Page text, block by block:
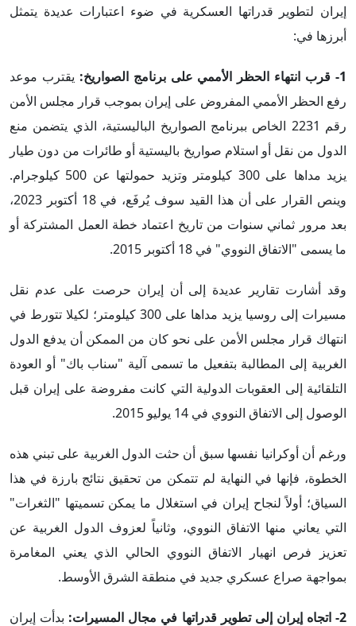
إيران لتطوير قدراتها العسكرية في ضوء اعتبارات عديدة يتمثل
أبرزها في:
1- قرب انتهاء الحظر الأممي على برنامج الصواريخ:
يقترب موعد
رفع الحظر الأممي المفروض على إيران بموجب قرار مجلس الأمن
رقم 2231 الخاص ببرنامج الصواريخ الباليستية، الذي يتضمن منع
الدول من نقل أو استلام صواريخ باليستية أو طائرات من دون طيار
يزيد مداها على 300 كيلومتر وتزيد حمولتها عن 500 كيلوجرام.
وينص القرار على أن هذا القيد سوف يُرفَع، في 18 أكتوبر 2023،
بعد مرور ثماني سنوات من تاريخ اعتماد خطة العمل المشتركة أو
ما يسمى "الاتفاق النووي" في 18 أكتوبر 2015.
وقد أشارت تقارير عديدة إلى أن إيران حرصت على عدم نقل
مسيرات إلى روسيا يزيد مداها على 300 كيلومتر؛ لكيلا تتورط في
انتهاك قرار مجلس الأمن على نحو كان من الممكن أن يدفع الدول
الغربية إلى المطالبة بتفعيل ما تسمى آلية "سناب باك" أو العودة
التلقائية إلى العقوبات الدولية التي كانت مفروضة على إيران قبل
الوصول إلى الاتفاق النووي في 14 يوليو 2015.
ورغم أن أوكرانيا نفسها سبق أن حثت الدول الغربية على تبني هذه
الخطوة، فإنها في النهاية لم تتمكن من تحقيق نتائج بارزة في هذا
السياق؛ أولاً لنجاح إيران في استغلال ما يمكن تسميتها "الثغرات"
التي يعاني منها الاتفاق النووي، وثانياً لعزوف الدول الغربية عن
تعزيز فرص انهيار الاتفاق النووي الحالي الذي يعني المغامرة
بمواجهة صراع عسكري جديد في منطقة الشرق الأوسط.
2- اتجاه إيران إلى تطوير قدراتها في مجال المسيرات:
بدأت إيران